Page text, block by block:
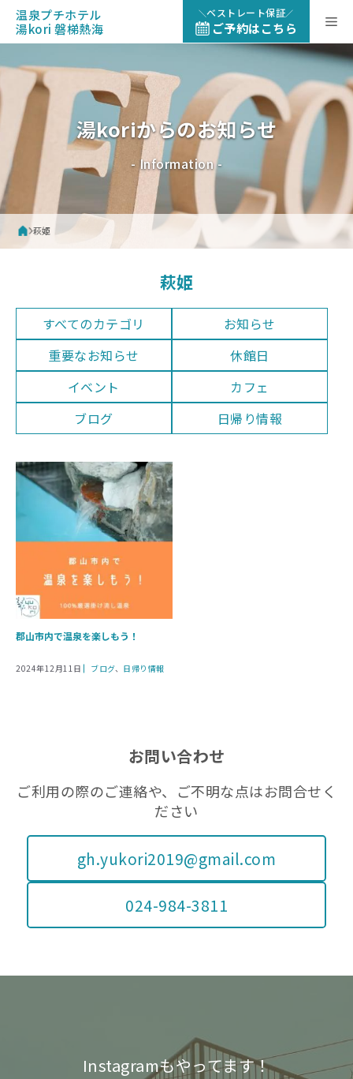
テ
へ
ス
プ
温泉プチホテル
湯kori 磐梯熱海
メ
ニ
ュ
ベストレート保証
ご予約はこちら
湯koriからのお知らせ
- Information -
萩姫
萩姫
すべてのカテゴリ
お知らせ
重要なお知らせ
休館日
イベント
カフェ
ブログ
日帰り情報
郡山市内で温泉を楽しもう！
2024年12月11日
カ
ブログ、 日帰り情報
お問い合わせ
ご利用の際のご連絡や、ご不明な点はお問合せく
ださい
gh.yukori2019@gmail.com
024-984-3811
Instagramもやってます！